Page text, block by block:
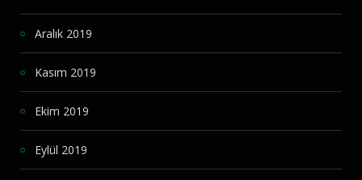
Aralık 2019
Kasım 2019
Ekim 2019
Eylül 2019